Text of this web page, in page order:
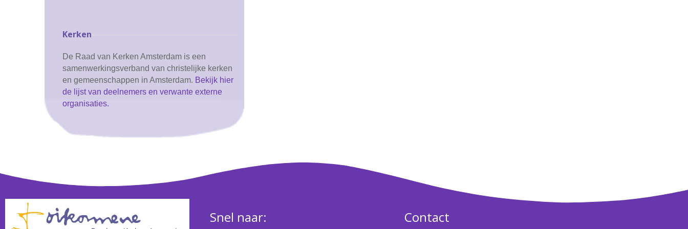
Kerken
De Raad van Kerken Amsterdam is een
samenwerkingsverband van christelijke kerken
en gemeenschappen in Amsterdam. Bekijk hier
de lijst van deelnemers en verwante externe
organisaties.
Snel naar: Contact